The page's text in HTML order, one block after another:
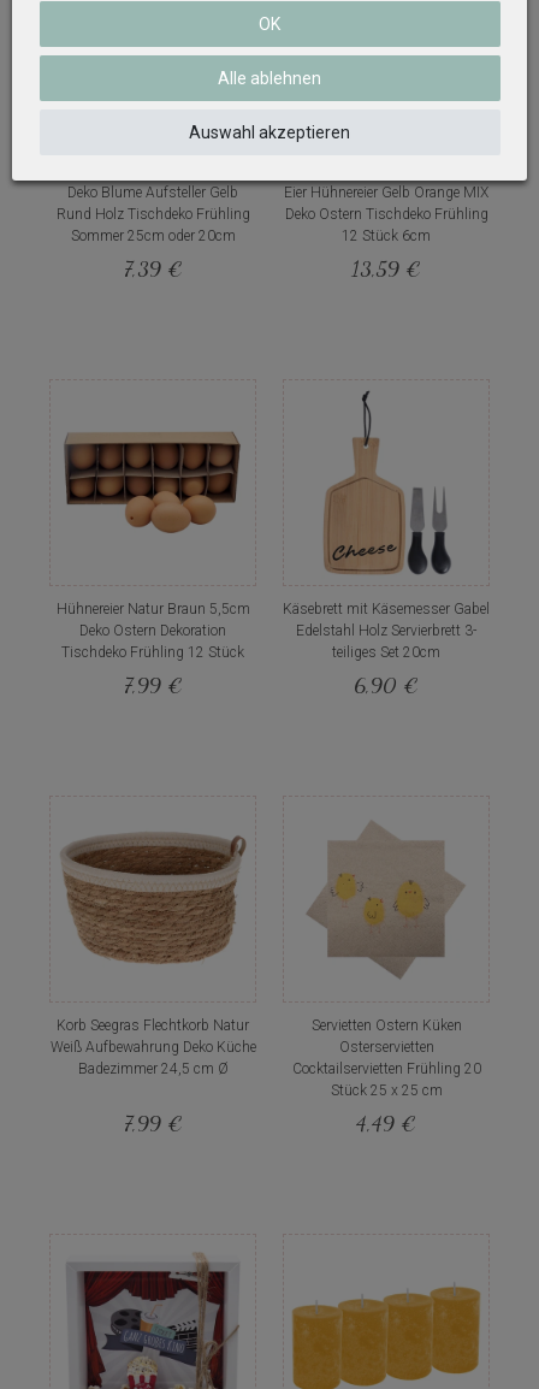
Deko Blume Aufsteller Gelb
Rund Holz Tischdeko Frühling
Sommer 25cm oder 20cm
7,39 €
Eier Hühnereier Gelb Orange MIX
Deko Ostern Tischdeko Frühling
12 Stück 6cm
13,59 €
Hühnereier Natur Braun 5,5cm
Deko Ostern Dekoration
Tischdeko Frühling 12 Stück
7,99 €
Käsebrett mit Käsemesser Gabel
Edelstahl Holz Servierbrett 3-
teiliges Set 20cm
6,90 €
Korb Seegras Flechtkorb Natur
Weiß Aufbewahrung Deko Küche
Badezimmer 24,5 cm Ø
7,99 €
Servietten Ostern Küken
Osterservietten
Cocktailservietten Frühling 20
Stück 25 x 25 cm
4,49 €
OK
Alle ablehnen
Auswahl akzeptieren